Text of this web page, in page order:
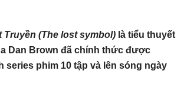
Truyền (The lost symbol) là tiểu thuyết
Dan Brown đã chính thức được
series phim 10 tập và lên sóng ngày